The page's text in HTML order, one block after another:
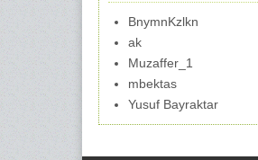
BnymnKzlkn
ak
Muzaffer_1
mbektas
Yusuf Bayraktar